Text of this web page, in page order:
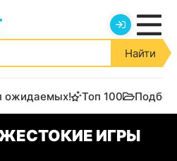
Найти
ожидаемых! Топ 100
ИГРЫ